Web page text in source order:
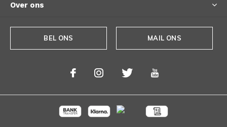
Over ons
BEL ONS MAIL ONS